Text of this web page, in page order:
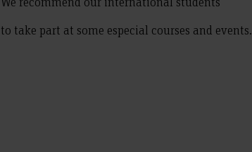
to take part at some especial courses and events.